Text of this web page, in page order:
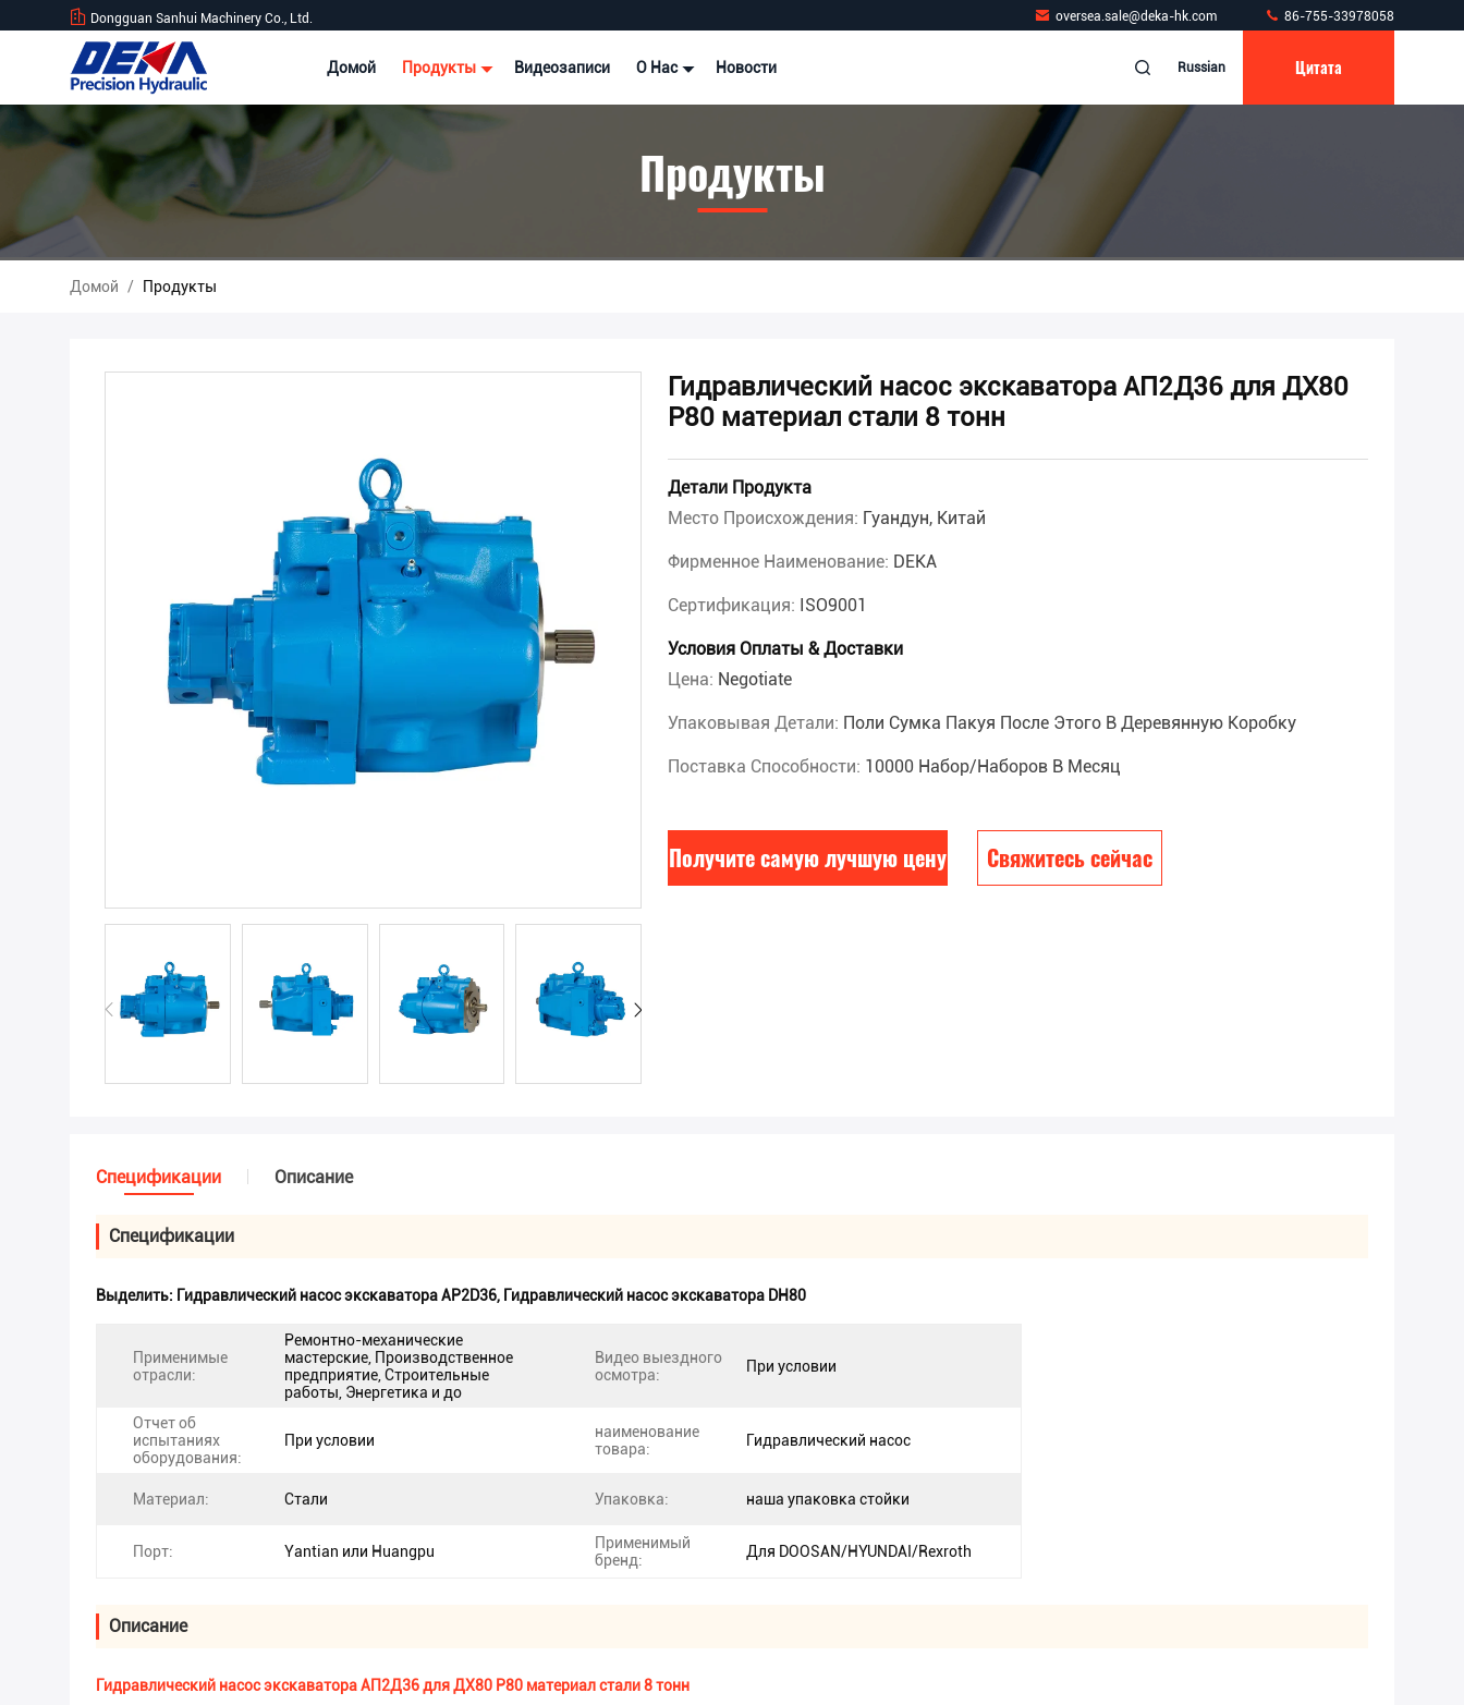
Dongguan Sanhui Machinery Co., Ltd. oversea.sale@deka-hk.com 86-755-33978058
Домой Продукты Видеозаписи О Нас Новости Russian Цитата
Продукты
Домой / Продукты
Гидравлический насос экскаватора АП2Д36 для ДХ80
Р80 материал стали 8 тонн
Детали Продукта
Место Происхождения: Гуандун, Китай
Фирменное Наименование: DEKA
Сертификация: ISO9001
Условия Оплаты & Доставки
Цена: Negotiate
Упаковывая Детали: Поли Сумка Пакуя После Этого В Деревянную Коробку
Поставка Способности: 10000 Набор/наборов В Месяц
Получите самую лучшую цену Свяжитесь сейчас
Спецификации Описание
Спецификации
Выделить: Гидравлический насос экскаватора AP2D36, Гидравлический насос экскаватора DH80
Применимые
отрасли:
Ремонтно-механические
мастерские, Производственное
предприятие, Строительные
работы, Энергетика и до
Видео выездного
осмотра:
При условии
Отчет об
испытаниях
оборудования:
При условии
наименование
товара:
Гидравлический насос
Материал: Стали Упаковка: наша упаковка стойки
Порт: Yantian или Huangpu
Применимый
бренд:
Для DOOSAN/HYUNDAI/Rexroth
Описание
Гидравлический насос экскаватора АП2Д36 для ДХ80 Р80 материал стали 8 тонн